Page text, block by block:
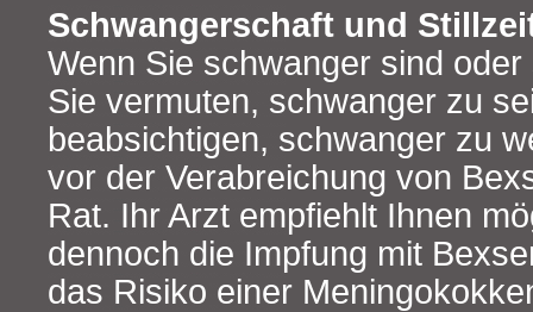
Schwangerschaft und
Wenn Sie schwanger sind
Sie vermuten, schwanger zu
beabsichtigen, schwanger zu
vor der Verabreichung von
Rat. Ihr Arzt empfiehlt Ihnen
dennoch die Impfung mit
das Risiko einer